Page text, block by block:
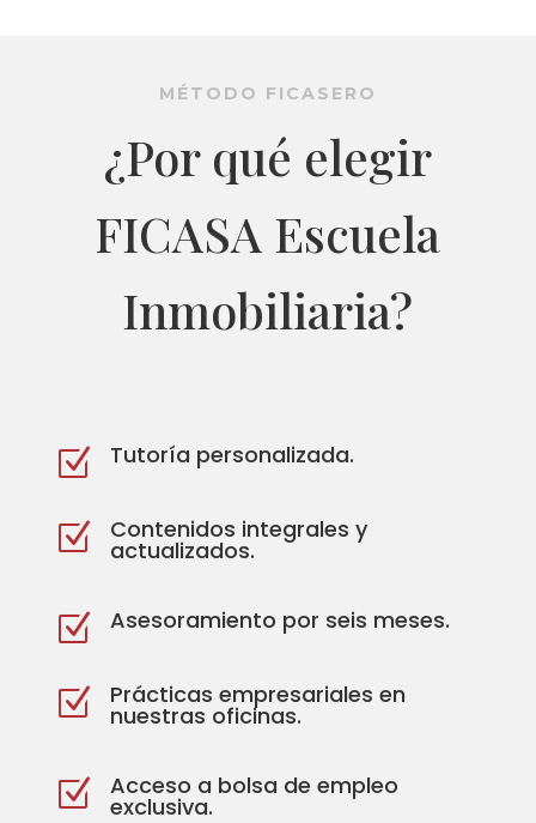
MÉTODO FICASERO
¿Por qué elegir
FICASA Escuela
Inmobiliaria?
Z Tutoría personalizada.
Z Contenidos integrales y
actualizados.
Z Asesoramiento por seis meses.
Z Prácticas empresariales en
nuestras oficinas.
Z Acceso a bolsa de empleo
exclusiva.